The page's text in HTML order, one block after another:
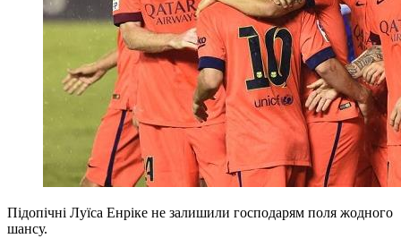
Підопічні Луїса Енріке не залишили господарям поля жодного
шансу.